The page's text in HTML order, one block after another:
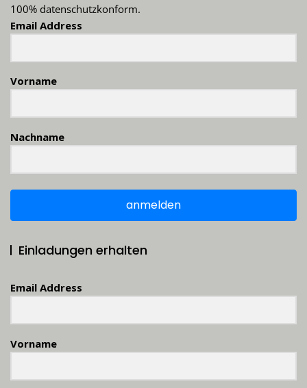
100% datenschutzkonform.
Email Address
Vorname
Nachname
anmelden
Einladungen erhalten
Email Address
Vorname